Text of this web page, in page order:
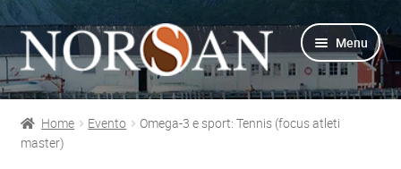
Vai
alla
navigazione
Vai
al
contenuto
Menu
Shop
Home Evento
Omega-3 e sport: Tennis (focus atleti
master)